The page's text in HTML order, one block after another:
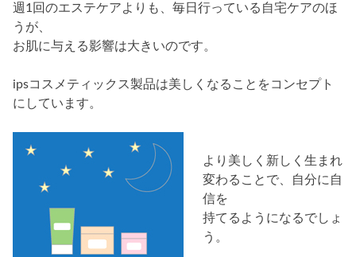
週1回のエステケアよりも、毎日行っている自宅ケアのほ
うが、
お肌に与える影響は大きいのです。
ipsコスメティックス製品は美しくなることをコンセプト
にしています。
より美しく新しく生まれ
変わることで、自分に自
信を
持てるようになるでしょ
う。